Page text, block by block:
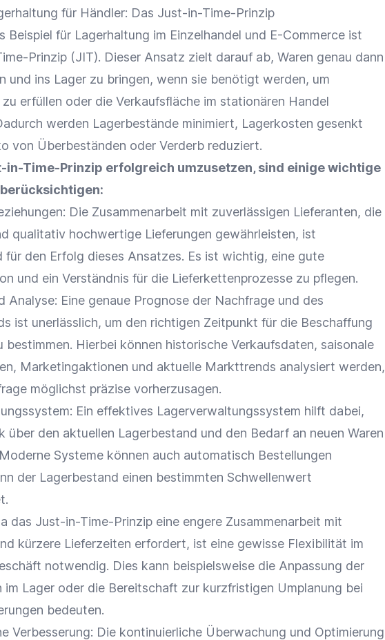
für Händler: Das Just-in-Time-Prinzip
Beispiel für Lagerhaltung im Einzelhandel und E-Commerce ist
Prinzip (JIT). Dieser Ansatz zielt darauf ab, Waren genau dann
und ins Lager zu bringen, wenn sie benötigt werden, um
zu erfüllen oder die Verkaufsfläche im stationären Handel
werden Lagerbestände minimiert, Lagerkosten gesenkt
von Überbeständen oder Verderb reduziert.
in-Time-Prinzip erfolgreich umzusetzen, sind einige wichtige
: Die Zusammenarbeit mit zuverlässigen Lieferanten, die
qualitativ hochwertige Lieferungen gewährleisten, ist
für den Erfolg dieses Ansatzes. Es ist wichtig, eine gute
und ein Verständnis für die Lieferkettenprozesse zu pflegen.
Analyse: Eine genaue Prognose der Nachfrage und des
ist unerlässlich, um den richtigen Zeitpunkt für die Beschaffung
bestimmen. Hierbei können historische Verkaufsdaten, saisonale
, Marketingaktionen und aktuelle Markttrends analysiert werden,
möglichst präzise vorherzusagen.
: Ein effektives Lagerverwaltungssystem hilft dabei,
über den aktuellen Lagerbestand und den Bedarf an neuen Waren
Systeme können auch automatisch Bestellungen
der Lagerbestand einen bestimmten Schwellenwert
das Just-in-Time-Prinzip eine engere Zusammenarbeit mit
kürzere Lieferzeiten erfordert, ist eine gewisse Flexibilität im
notwendig. Dies kann beispielsweise die Anpassung der
im Lager oder die Bereitschaft zur kurzfristigen Umplanung bei
bedeuten.
Verbesserung: Die kontinuierliche Überwachung und Optimierung